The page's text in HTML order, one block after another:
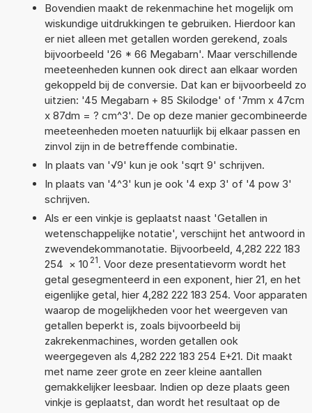
Bovendien maakt de rekenmachine het mogelijk om
wiskundige uitdrukkingen te gebruiken. Hierdoor kan
er niet alleen met getallen worden gerekend, zoals
bijvoorbeeld '26 * 66 Megabarn'. Maar verschillende
meeteenheden kunnen ook direct aan elkaar worden
gekoppeld bij de conversie. Dat kan er bijvoorbeeld zo
uitzien: '45 Megabarn + 85 Skilodge' of '7mm x 47cm
x 87dm = ? cm^3'. De op deze manier gecombineerde
meeteenheden moeten natuurlijk bij elkaar passen en
zinvol zijn in de betreffende combinatie.
In plaats van '√9' kun je ook 'sqrt 9' schrijven.
In plaats van '4^3' kun je ook '4 exp 3' of '4 pow 3'
schrijven.
Als er een vinkje is geplaatst naast 'Getallen in
wetenschappelijke notatie', verschijnt het antwoord in
zwevendekommanotatie. Bijvoorbeeld, 4,282 222 183
254 × 10 21. Voor deze presentatievorm wordt het
getal gesegmenteerd in een exponent, hier 21, en het
eigenlijke getal, hier 4,282 222 183 254. Voor apparaten
waarop de mogelijkheden voor het weergeven van
getallen beperkt is, zoals bijvoorbeeld bij
zakrekenmachines, worden getallen ook
weergegeven als 4,282 222 183 254 E+21. Dit maakt
met name zeer grote en zeer kleine aantallen
gemakkelijker leesbaar. Indien op deze plaats geen
vinkje is geplaatst, dan wordt het resultaat op de